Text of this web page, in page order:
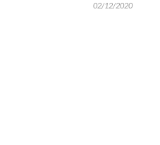
02/12/2020